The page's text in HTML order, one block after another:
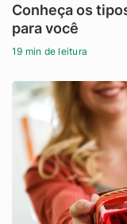
Conheça os
para você
19 min de leitura